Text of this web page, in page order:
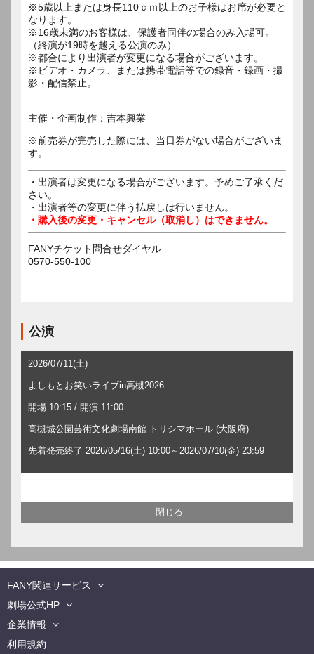
※5歳以上または身長110ｃｍ以上のお子様はお席が必要と
なります。
※16歳未満のお客様は、保護者同伴の場合のみ入場可。
（終演が19時を越える公演のみ）
※都合により出演者が変更になる場合がございます。
※ビデオ・カメラ、または携帯電話等での録音・録画・撮
影・配信禁止。
主催・企画制作：吉本興業
※前売券が完売した際には、当日券がない場合がございま
す。
・出演者は変更になる場合がございます。予めご了承くだ
さい。
・出演者等の変更に伴う払戻しは行いません。
・購入後の変更・キャンセル（取消し）はできません。
FANYチケット問合せダイヤル
0570-550-100
公演
2026/07/11(土)
よしもとお笑いライブin高槻2026
開場 10:15 / 開演 11:00
高槻城公園芸術文化劇場南館 トリシマホール (大阪府)
先着発売終了 2026/05/16(土) 10:00～2026/07/10(金) 23:59
FANY関連サービス
劇場公式HP
企業情報
利用規約